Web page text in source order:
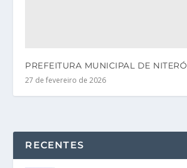
PREFEITURA MUNICIPAL DE
27 de fevereiro de 2026
RECENTES